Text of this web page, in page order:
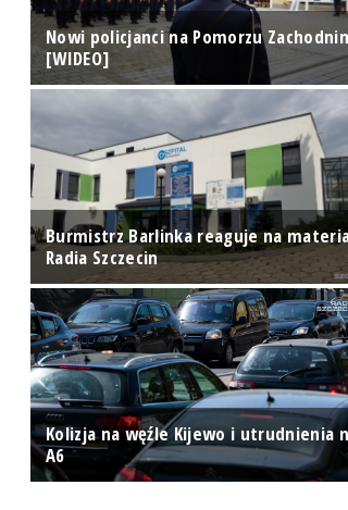
Nowi policjanci na Pomorzu
[WIDEO]
Burmistrz Barlinka reaguje na
Radia Szczecin
Kolizja na węźle Kijewo i utrudnienia
A6